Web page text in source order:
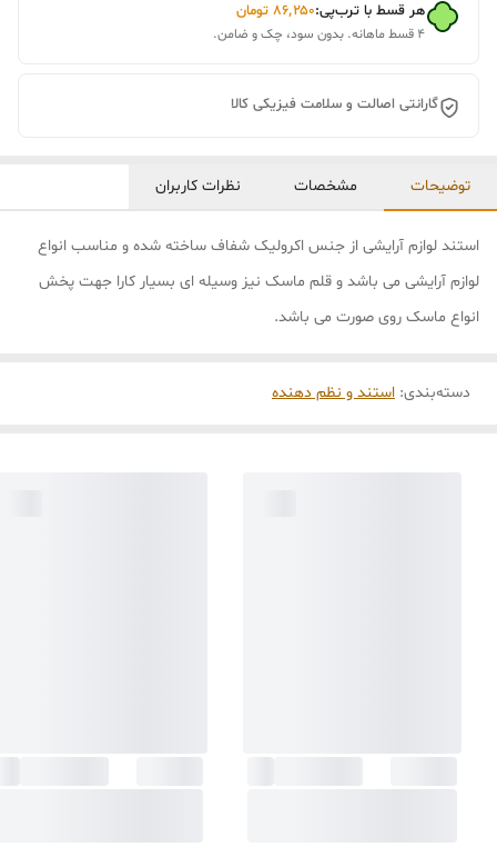
هر قسط با ترب‌پی:۸۶٬۲۵۰ تومان
۴ قسط ماهانه. بدون سود، چک و ضامن.
گارانتی اصالت و سلامت فیزیکی کالا
توضیحات مشخصات نظرات کاربران
استند لوازم آرایشی از جنس اکرولیک شفاف ساخته شده و مناسب انواع
لوازم آرایشی می باشد و قلم ماسک نیز وسیله ای بسیار کارا جهت پخش
انواع ماسک روی صورت می باشد.
دسته‌بندی: استند و نظم دهنده